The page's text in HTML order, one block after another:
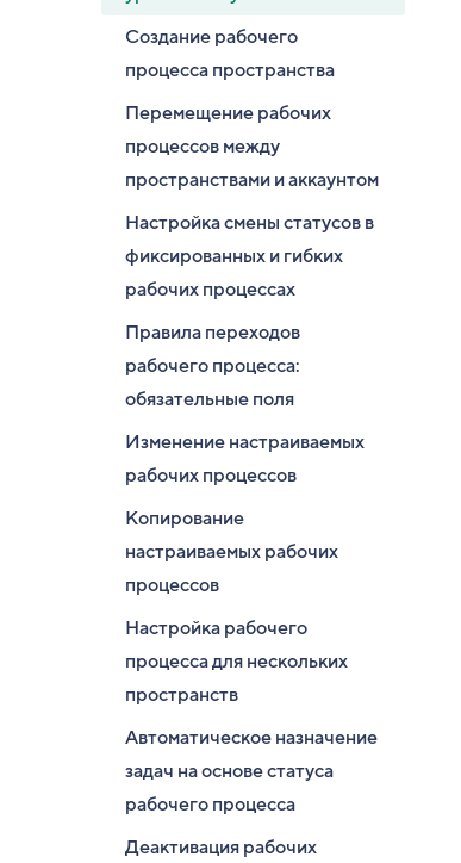
Создание рабочего
процесса пространства
Перемещение рабочих
процессов между
пространствами и аккаунтом
Настройка смены статусов в
фиксированных и гибких
рабочих процессах
Правила переходов
рабочего процесса:
обязательные поля
Изменение настраиваемых
рабочих процессов
Копирование
настраиваемых рабочих
процессов
Настройка рабочего
процесса для нескольких
пространств
Автоматическое назначение
задач на основе статуса
рабочего процесса
Деактивация рабочих